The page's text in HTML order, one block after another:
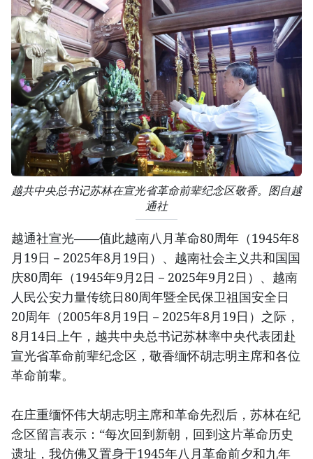
越共中央总书记苏林在宣光省革命前辈纪念区敬香。图自越
通社
越通社宣光——值此越南八月革命80周年（1945年8
月19日－2025年8月19日）、越南社会主义共和国国
庆80周年（1945年9月2日－2025年9月2日）、越南
人民公安力量传统日80周年暨全民保卫祖国安全日
20周年（2005年8月19日－2025年8月19日）之际，
8月14日上午，越共中央总书记苏林率中央代表团赴
宣光省革命前辈纪念区，敬香缅怀胡志明主席和各位
革命前辈。
在庄重缅怀伟大胡志明主席和革命先烈后，苏林在纪
念区留言表示：“每次回到新朝，回到这片革命历史
遗址，我仿佛又置身于1945年八月革命前夕和九年